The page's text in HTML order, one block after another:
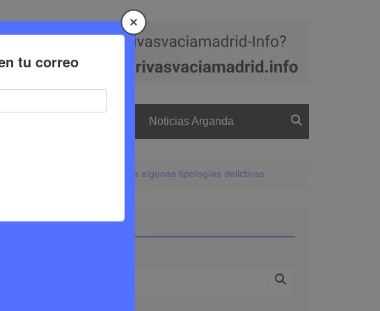
Noticias Arganda
en Rivas tras el aumento de algunas tipologías delictivas